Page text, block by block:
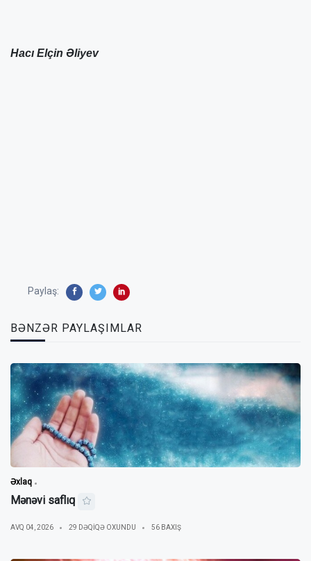
Hacı Elçin Əliyev
Paylaş:
BƏNZƏR PAYLAŞIMLAR
Əxlaq
Mənəvi saflıq
AVQ 04, 2026 29 DƏQIQƏ OXUNDU 56 BAXIŞ